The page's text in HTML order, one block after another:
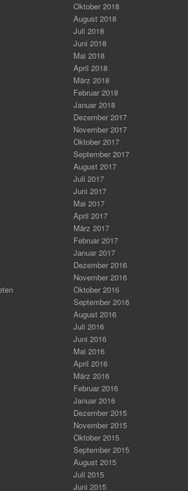
Oktober 2018
August 2018
Juli 2018
Juni 2018
Mai 2018
April 2018
März 2018
Februar 2018
Januar 2018
Dezember 2017
November 2017
Oktober 2017
September 2017
August 2017
Juli 2017
Juni 2017
Mai 2017
April 2017
März 2017
Februar 2017
Januar 2017
Dezember 2016
November 2016
Oktober 2016
September 2016
August 2016
Juli 2016
Juni 2016
Mai 2016
April 2016
März 2016
Februar 2016
Januar 2016
Dezember 2015
November 2015
Oktober 2015
September 2015
August 2015
Juli 2015
Juni 2015